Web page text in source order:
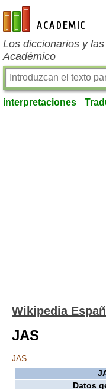
es-academic.com
Los diccionarios y
Académico
interpretaciones
Wikipedia
JAS
JAS
Datos